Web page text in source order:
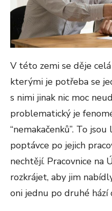
V této zemi se děje
kterými je potřeba se
s nimi jinak nic moc
problematický je
“nemakačenků”. To
poptávce po jejich
nechtějí. Pracovnice na
rozkrájet, aby jim
oni jednu po druhé hází